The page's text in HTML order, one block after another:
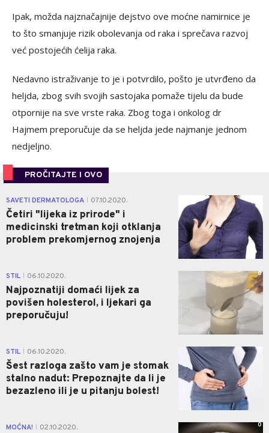
Ipak, možda najznačajnije dejstvo ove moćne namirnice je
to što smanjuje rizik obolevanja od raka i sprečava razvoj
već postojećih ćelija raka.
Nedavno istraživanje to je i potvrdilo, pošto je utvrđeno da
heljda, zbog svih svojih sastojaka pomaže tijelu da bude
otpornije na sve vrste raka. Zbog toga i onkolog dr
Hajmem preporučuje da se heljda jede najmanje jednom
nedjeljno.
PROČITAJTE I OVO
SAVETI DERMATOLOGA 07.10.2020.
Četiri "lijeka iz prirode" i
medicinski tretman koji otklanja
problem prekomjernog znojenja
STIL 06.10.2020.
Najpoznatiji domaći lijek za
povišen holesterol, i ljekari ga
preporučuju!
0
STIL 06.10.2020.
Šest razloga zašto vam je stomak
stalno nadut: Prepoznajte da li je
bezazleno ili je u pitanju bolest!
MOĆNA! 02.10.2020. 0